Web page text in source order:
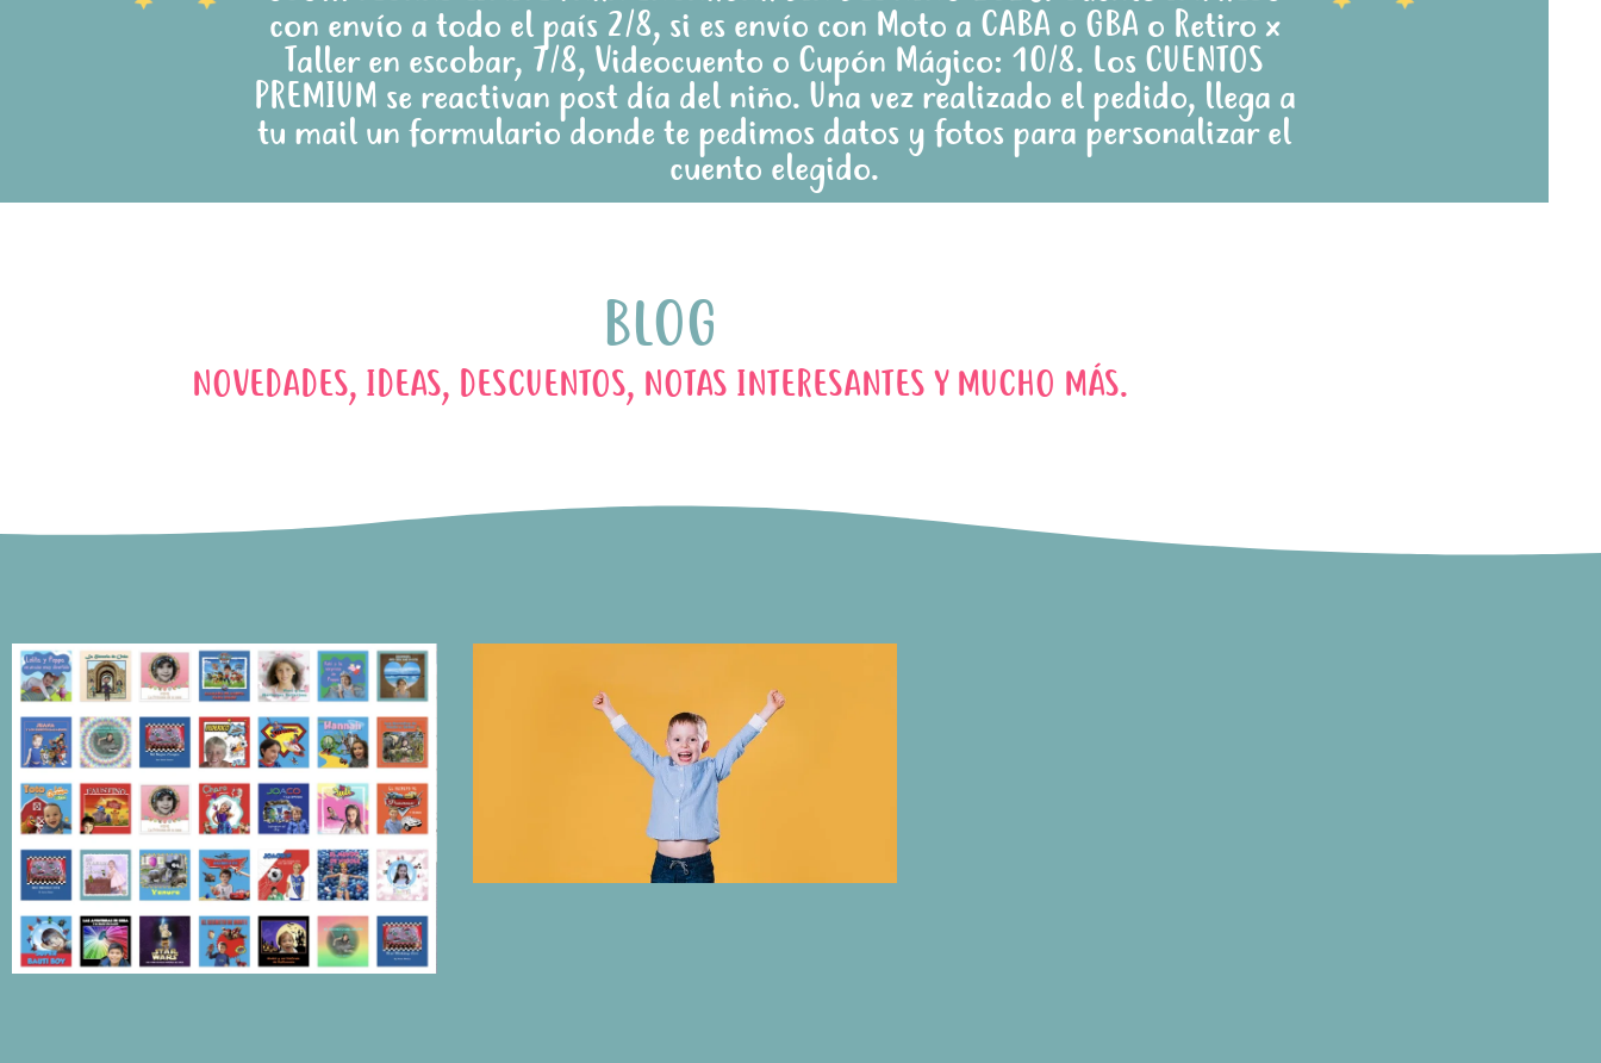
con envío a todo el país 2/8, si es envío con Moto a CABA o GBA o Retiro x
Taller en escobar, 7/8, Videocuento o Cupón Mágico: 10/8. Los CUENTOS
PREMIUM se reactivan post día del niño. Una vez realizado el pedido, llega a
tu mail un formulario donde te pedimos datos y fotos para personalizar el
cuento elegido.
BLOG
NOVEDADES, IDEAS, DESCUENTOS, NOTAS INTERESANTES Y MUCHO MÁS.